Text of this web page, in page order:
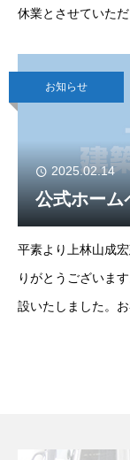
休業とさせていた
お知らせ
2025.02.14
公式ホーム
平素より上林山成
りがとうございま
設いたしました。
お届けできるよう